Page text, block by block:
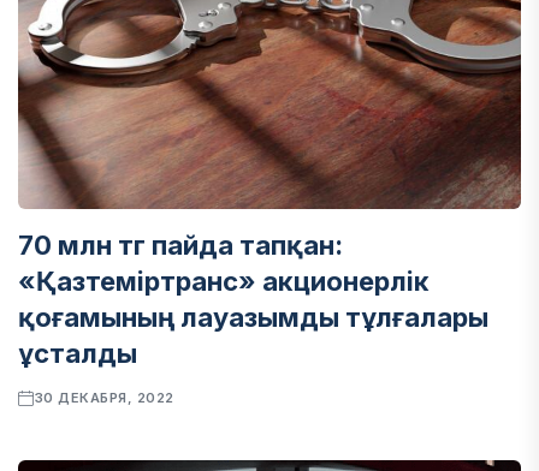
70 млн тг пайда тапқан:
«Қазтеміртранс» акционерлік
қоғамының лауазымды тұлғалары
ұсталды
30 ДЕКАБРЯ, 2022